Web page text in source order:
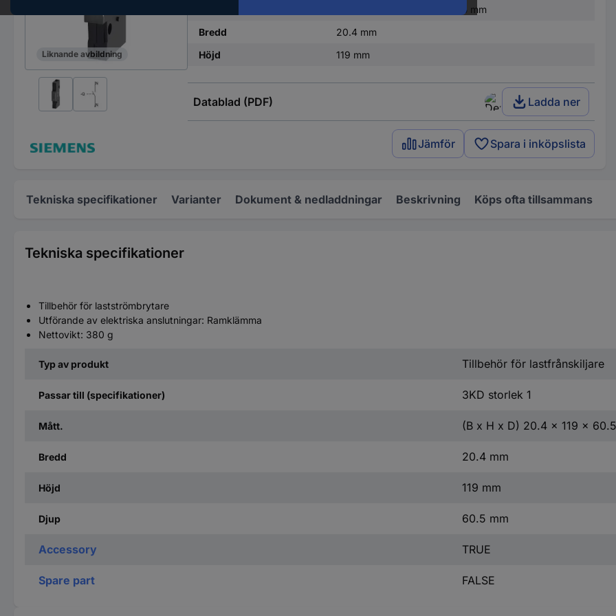
Liknande avbildning
(B x H x D) 20.4 x 119 x 60.5 mm
Bredd
20.4 mm
Höjd
119 mm
Datablad (PDF) Ladda ner
Jämför Spara i inköpslista
Tekniska specifikationer Varianter Dokument & nedladdningar Beskrivning Köps ofta tillsammans
Tekniska specifikationer
Tillbehör för lastströmbrytare
Utförande av elektriska anslutningar: Ramklämma
Nettovikt: 380 g
Typ av produkt Tillbehör för lastfrånskiljare
Passar till (specifikationer) 3KD storlek 1
Mått. (B x H x D) 20.4 x 119 x
Bredd 20.4 mm
Höjd 119 mm
Djup 60.5 mm
Accessory TRUE
Spare part FALSE